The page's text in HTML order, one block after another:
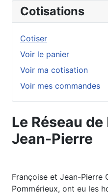
Cotisations
Cotiser
Voir le panier
Voir ma cotisation
Voir mes commandes
Le Réseau
Jean-Pierre
Françoise et Jean-Pierre
Pommérieux, ont eu les